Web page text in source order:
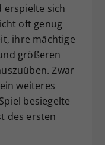
erspielte sich
oft genug
ihre mächtige
größeren
Zwar
weiteres
besiegelte
des ersten